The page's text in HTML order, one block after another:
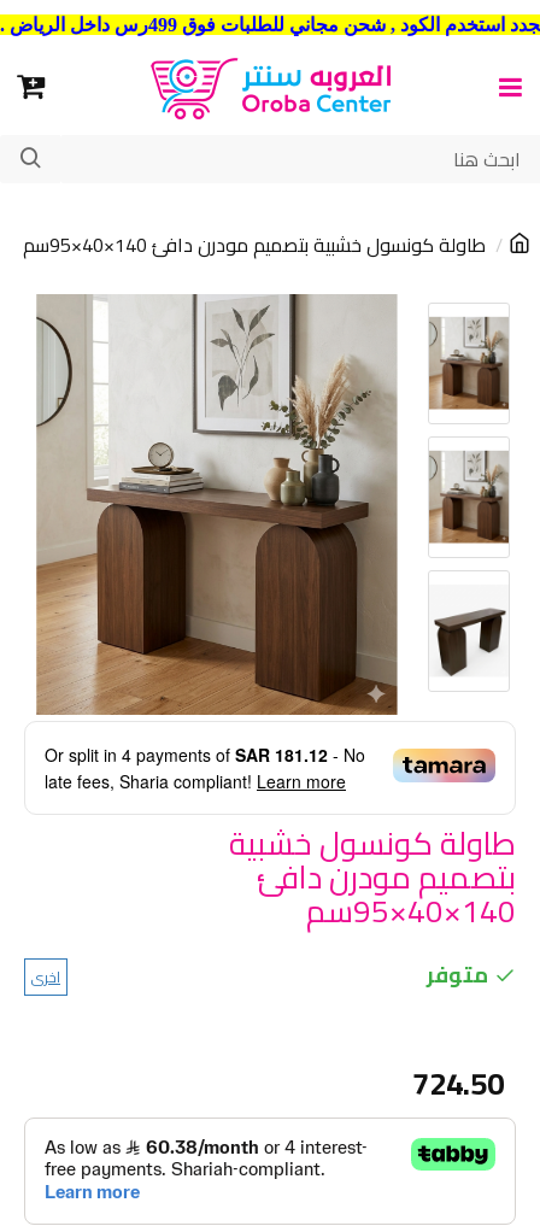
شحن مجاني للطلبات فوق 499رس داخل الرياض . وشحن الي جميع مدن المملكة العربية السعودية
طاولة كونسول خشبية بتصميم مودرن دافئ 140×40×95سم
Or split in 4 payments of SAR 181.12 - No
late fees, Sharia compliant! Learn more
طاولة كونسول خشبية
بتصميم مودرن دافئ
140×40×95سم
متوفر اخرى
724.50